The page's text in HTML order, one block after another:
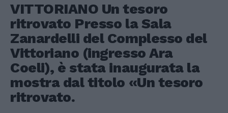
VITTORIANO Un tesoro
ritrovato Presso la Sala
Zanardelli del Complesso del
Vittoriano (ingresso Ara
Coeli), è stata inaugurata la
mostra dal titolo «Un tesoro
ritrovato.